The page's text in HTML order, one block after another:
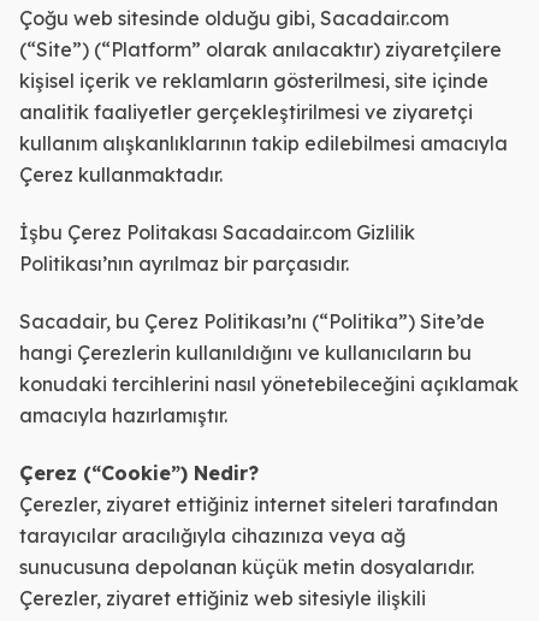
Çoğu web sitesinde olduğu gibi, Sacadair.com
(“Site”) (“Platform” olarak anılacaktır) ziyaretçilere
kişisel içerik ve reklamların gösterilmesi, site içinde
analitik faaliyetler gerçekleştirilmesi ve ziyaretçi
kullanım alışkanlıklarının takip edilebilmesi amacıyla
Çerez kullanmaktadır.
İşbu Çerez Politakası Sacadair.com Gizlilik
Politikası’nın ayrılmaz bir parçasıdır.
Sacadair, bu Çerez Politikası’nı (“Politika”) Site’de
hangi Çerezlerin kullanıldığını ve kullanıcıların bu
konudaki tercihlerini nasıl yönetebileceğini açıklamak
amacıyla hazırlamıştır.
Çerez (“Cookie”) Nedir?
Çerezler, ziyaret ettiğiniz internet siteleri tarafından
tarayıcılar aracılığıyla cihazınıza veya ağ
sunucusuna depolanan küçük metin dosyalarıdır.
Çerezler, ziyaret ettiğiniz web sitesiyle ilişkili